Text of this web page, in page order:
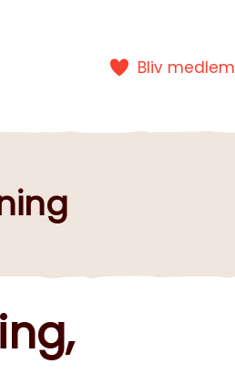
Bliv medlem